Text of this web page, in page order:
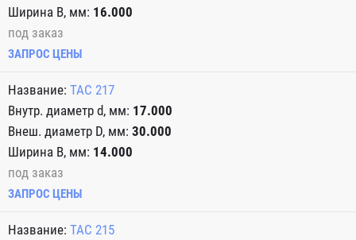
16.000
под заказ
ЗАПРОС ЦЕНЫ
TAC 217
17.000
30.000
14.000
под заказ
ЗАПРОС ЦЕНЫ
TAC 215